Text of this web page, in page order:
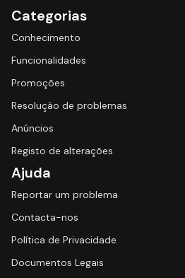
Categorias
Conhecimento
Funcionalidades
Promoções
Resolução de problemas
Anúncios
Registo de alterações
Ajuda
Reportar um problema
Contacta-nos
Política de Privacidade
Documentos Legais